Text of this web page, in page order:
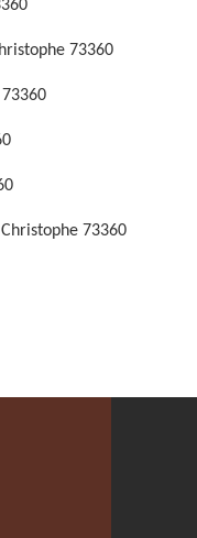
73360
73360